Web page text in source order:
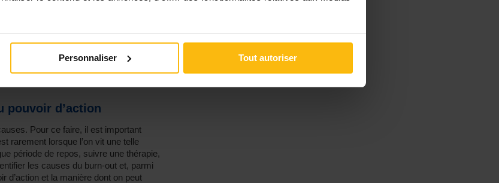
Personnaliser Tout autoriser
out, qui sont souvent une charge
les conflits sociaux, les procédures
out prend racine au sein de problèmes
adaptée, que ne sont pas deux
en nous faisant prendre du recul,
un problème !
pouvoir d’action
Pour ce faire, il est important
rarement lorsque l’on vit une telle
période de repos, suivre une thérapie,
les causes du burn-out et, parmi
d’action et la manière dont on peut